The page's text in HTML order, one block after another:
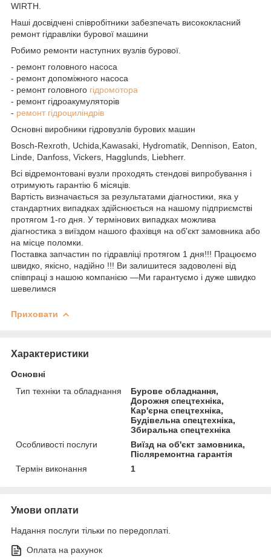
WIRTH.
Наші досвідчені співробітники забезпечать висококласний
ремонт гідравліки бурової машини
Робимо ремонти наступних вузлів бурової.
- ремонт головного насоса
- ремонт допоміжного насоса
- ремонт головного гідромотора
- ремонт гідроакумуляторів
- ремонт гідроциліндрів
Основні виробники гідровузлів бурових машин
Bosch-Rexroth, Uchida,Kawasaki, Hydromatik, Dennison, Eaton,
Linde, Danfoss, Vickers, Hagglunds, Liebherr.
Всі відремонтовані вузли проходять стендові випробування і
отримують гарантію 6 місяців.
Вартість визначається за результатами діагностики, яка у
стандартних випадках здійснюється на нашому підприємстві
протягом 1-го дня. У термінових випадках можлива
діагностика з виїздом нашого фахівця на об'єкт замовника або
на місце поломки.
Поставка запчастин по гідравліці протягом 1 дня!!! Працюємо
швидко, якісно, надійно !!! Ви залишитеся задоволені від
співпраці з нашою компанією —Ми гарантуємо і дуже швидко
шевелимся
Приховати
Характеристики
Основні
Тип техніки та обладнання
Бурове обладнання,
Дорожня спецтехніка,
Кар'єрна спецтехніка,
Будівельна спецтехніка,
Збиральна спецтехніка
Особливості послуги
Виїзд на об'єкт замовника,
Післяремонтна гарантія
Термін виконання
1
Умови оплати
Надання послуги тільки по передоплаті.
Оплата на рахунок